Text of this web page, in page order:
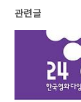
관련글